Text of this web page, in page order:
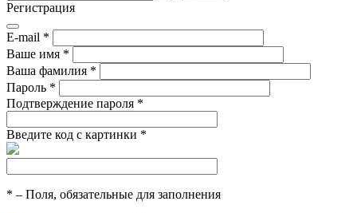
Регистрация
E-mail *
Ваше имя *
Ваша фамилия *
Пароль *
Подтверждение пароля *
Введите код с картинки *
* – Поля, обязательные для заполнения